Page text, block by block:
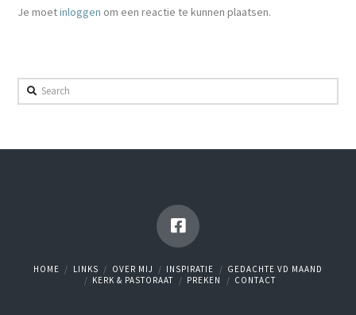
Je moetinloggen om een reactie te kunnen plaatsen.
Search
HOME LINKS OVER MIJ INSPIRATIE
GEDACHTE VD MAAND
KERK & PASTORAAT
PREKEN CONTACT